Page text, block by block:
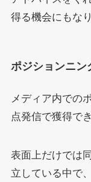
得る機会にもな
ポジションニン
メディア内での
点発信で獲得で
表面上だけでは
立している中で